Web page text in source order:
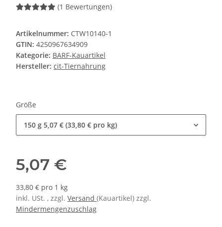
(1 Bewertungen)
Artikelnummer: CTW10140-1
GTIN: 4250967634909
Kategorie: BARF-Kauartikel
Hersteller: cit-Tiernahrung
Größe
150 g 5,07 € (33,80 € pro kg)
5,07 €
33,80 € pro 1 kg
inkl. USt. , zzgl. Versand (Kauartikel) zzgl.
Mindermengenzuschlag